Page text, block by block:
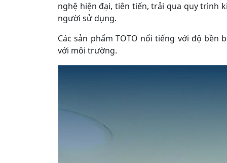
nghệ hiện đại, tiên tiến, trải qua quy trình
người sử dụng.
Các sản phẩm TOTO nổi tiếng với độ
với môi trường.